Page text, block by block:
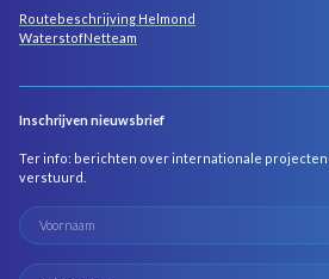
Routebeschrijving Helmond
WaterstofNetteam
Inschrijven nieuwsbrief
Ter info: berichten over internationale projecten
verstuurd.